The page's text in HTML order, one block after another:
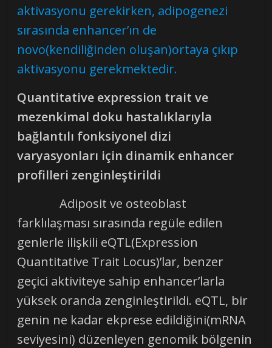
aktivasyonu gerekirken, adipogenezi
sırasında enhancer’ın de
novo(kendiliğinden oluşan)ortaya çıkıp
aktivasyonu gerekmektedir.
Quantitative expression trait ve
mezenkimal doku hastalıklarıyla
bağlantılı fonksiyonel dizi
varyasyonları için dinamik enhancer
profilleri zenginleştirildi
Adiposit ve osteoblast
farklılaşması sırasında regüle edilen
genlerle ilişkili eQTL(Expression
Quantitative Trait Locus)’lar, benzer
geçici aktiviteye sahip enhancer’larla
yüksek oranda zenginleştirildi. eQTL, bir
genin ne kadar ekprese edildiğini(mRNA
seviyesini) düzenleyen genomik bölgenin